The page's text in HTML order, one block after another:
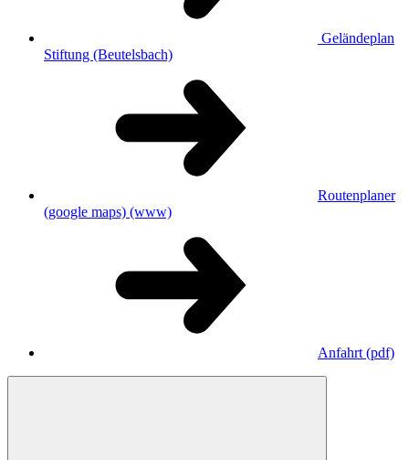
Geländeplan
Stiftung (Beutelsbach)
Routenplaner
(google maps) (www)
Anfahrt (pdf)